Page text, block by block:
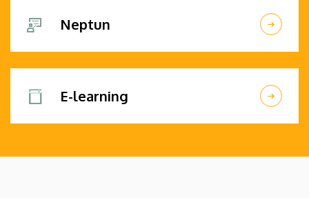
Neptun
E-learning